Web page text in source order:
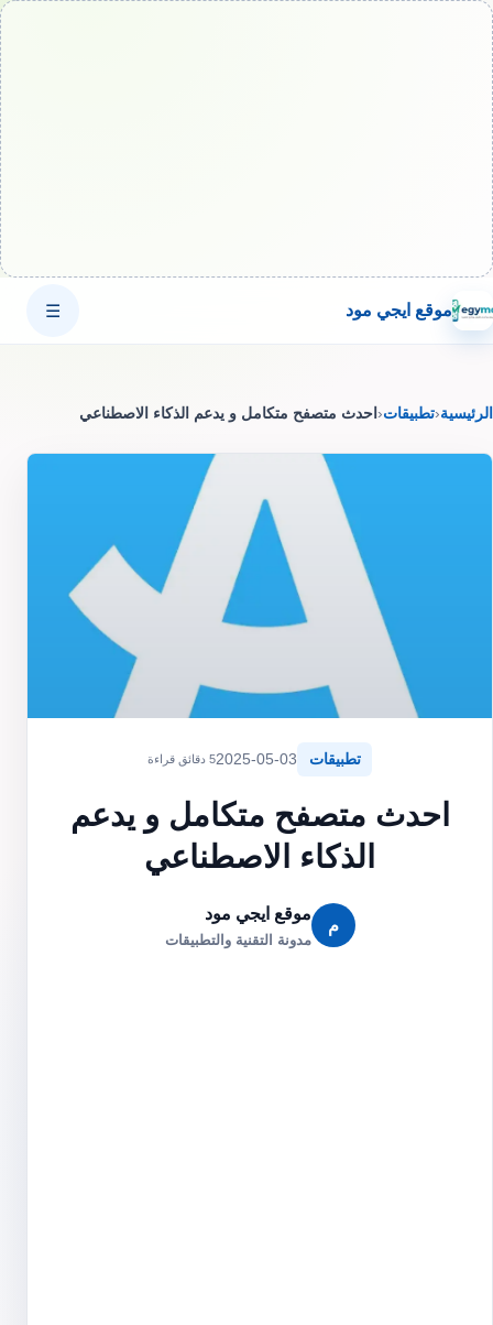
موقع ايجي مود ☰
الرئيسية‹تطبيقات‹ احدث متصفح متكامل و يدعم الذكاء الاصطناعي
تطبيقات 2025-05-035 دقائق قراءة
احدث متصفح متكامل و يدعم
الذكاء الاصطناعي
م
موقع ايجي مود
مدونة التقنية والتطبيقات